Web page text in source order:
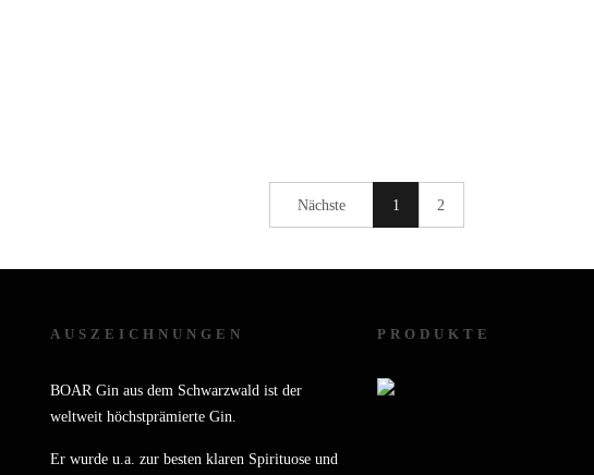
Nächste 1 2
AUSZEICHNUNGEN
BOAR Gin aus dem Schwarzwald ist der
weltweit höchstprämierte Gin.
Er wurde u.a. zur besten klaren Spirituose und
PRODUKTE